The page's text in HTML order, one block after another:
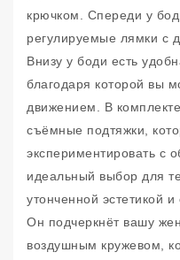
крючком. Спереди у
регулируемые лямки с
Внизу у боди есть
благодаря которой вы
движением. В
съёмные подтяжки,
экспериментировать с
идеальный выбор для
утонченной эстетикой и
Он подчеркнёт вашу
воздушным кружевом,